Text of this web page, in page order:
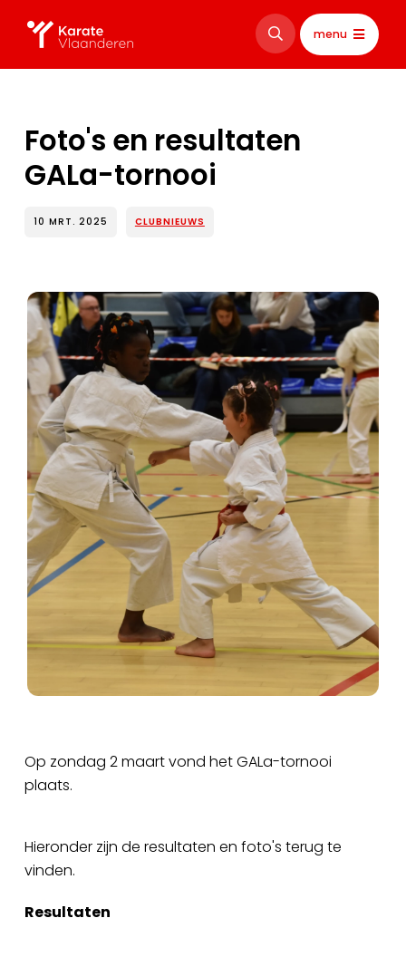
menu
Foto's en resultaten
GALa-tornooi
10 MRT. 2025 CLUBNIEUWS
Op zondag 2 maart vond het GALa-tornooi
plaats.
Hieronder zijn de resultaten en foto's terug te
vinden.
Resultaten